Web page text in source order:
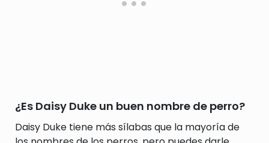
¿Es Daisy Duke un buen nombre de perro?
Daisy Duke tiene más sílabas que la mayoría de